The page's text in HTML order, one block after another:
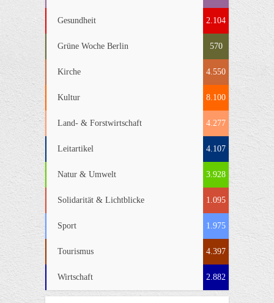
Gesundheit 2.104
Grüne Woche Berlin 570
Kirche 4.550
Kultur 8.100
Land- & Forstwirtschaft 4.277
Leitartikel 4.107
Natur & Umwelt 3.928
Solidarität & Lichtblicke 1.095
Sport 1.975
Tourismus 4.397
Wirtschaft 2.882